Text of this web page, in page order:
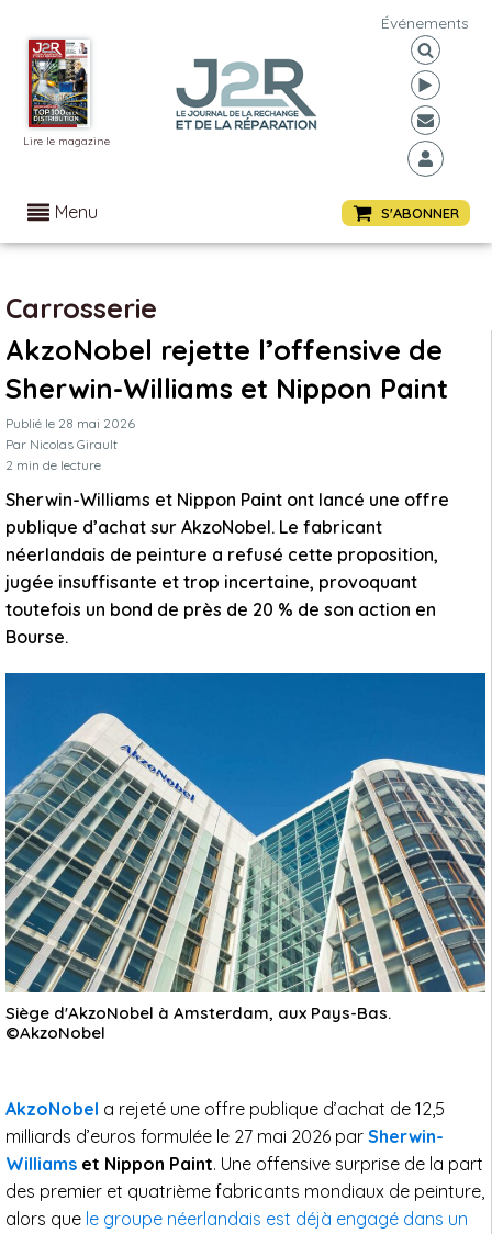
Lire le magazine
Événements
Menu S'ABONNER
Carrosserie
AkzoNobel rejette l’offensive de
Sherwin-Williams et Nippon Paint
Publié le 28 mai 2026
Par Nicolas Girault
2 min de lecture
Sherwin-Williams et Nippon Paint ont lancé une offre
publique d’achat sur AkzoNobel. Le fabricant
néerlandais de peinture a refusé cette proposition,
jugée insuffisante et trop incertaine, provoquant
toutefois un bond de près de 20 % de son action en
Bourse.
Siège d'AkzoNobel à Amsterdam, aux Pays-Bas.
©AkzoNobel
AkzoNobel a rejeté une offre publique d’achat de 12,5
milliards d’euros formulée le 27 mai 2026 par Sherwin-
Williams et Nippon Paint. Une offensive surprise de la part
des premier et quatrième fabricants mondiaux de peinture,
alors que le groupe néerlandais est déjà engagé dans un